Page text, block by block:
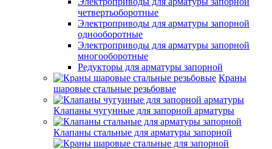
четвертьоборотные
Электроприводы для арматуры запорной
однооборотные
Электроприводы для арматуры запорной
многооборотные
Редукторы для арматуры запорной
Краны
шаровые стальные резьбовые
Клапаны чугунные для запорной арматуры
Клапаны стальные для арматуры запорной